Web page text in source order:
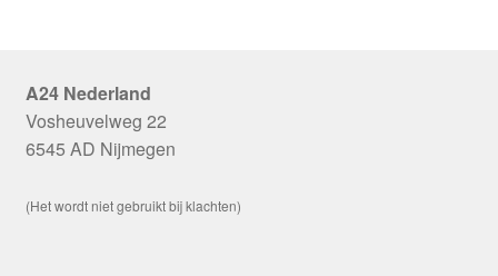
A24 Nederland
Vosheuvelweg 22
6545 AD Nijmegen
(Het wordt niet gebruikt bij klachten)